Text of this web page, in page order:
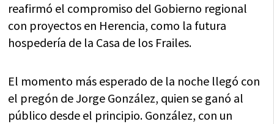
reafirmó el compromiso del Gobierno regional
con proyectos en Herencia, como la futura
hospedería de la Casa de los Frailes.
El momento más esperado de la noche llegó con
el pregón de Jorge González, quien se ganó al
público desde el principio. González, con un